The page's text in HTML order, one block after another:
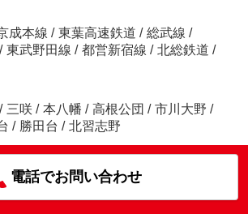
成本線 / 東葉高速鉄道 / 総武線 /
/ 東武野田線 / 都営新宿線 / 北総鉄道 /
/ 三咲 / 本八幡 / 高根公団 / 市川大野 /
/ 勝田台 / 北習志野
電話でお問い合わせ